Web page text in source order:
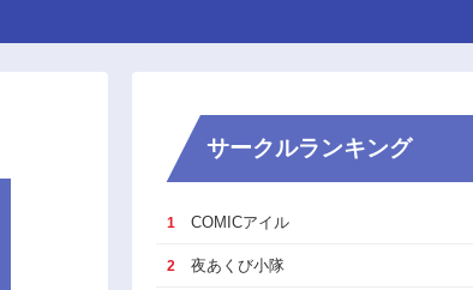
サークルランキング
1 COMICアイル
2 夜あくび小隊